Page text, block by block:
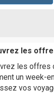
les
les offres
un week-
vos